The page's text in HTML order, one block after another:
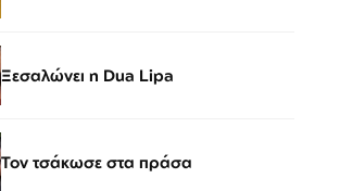
Ξεσαλώνει η Dua Lipa
Τον τσάκωσε στα πράσα